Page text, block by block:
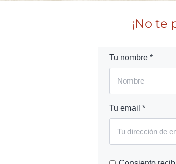
¡No te
Tu nombre *
Tu email *